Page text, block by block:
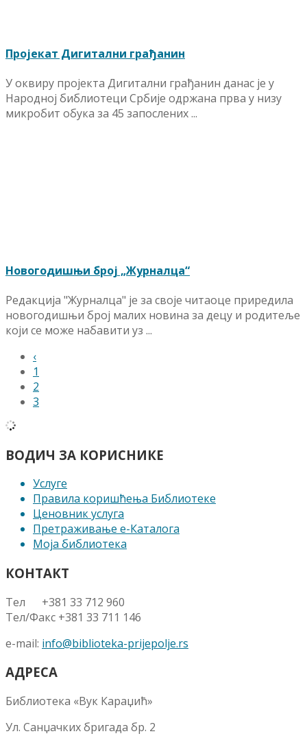
Пројекат Дигитални грађанин
У оквиру пројекта Дигитални грађанин данас је у
Народној библиотеци Србије одржана прва у низу
микробит обука за 45 запослених ...
Новогодишњи број „Журналца“
Редакција "Журналца" је за своје читаоце приредила
новогодишњи број малих новина за децу и родитеље
који се може набавити уз ...
‹
1
2
3
ВОДИЧ ЗА КОРИСНИКЕ
Услуге
Правила коришћења Библиотеке
Ценовник услуга
Претраживање е-Каталога
Моја библиотека
КОНТАКТ
Тел +381 33 712 960
Тел/Факс +381 33 711 146
e-mail: info@biblioteka-prijepolje.rs
АДРЕСА
Библиотека «Вук Караџић»
Ул. Санџачких бригада бр. 2